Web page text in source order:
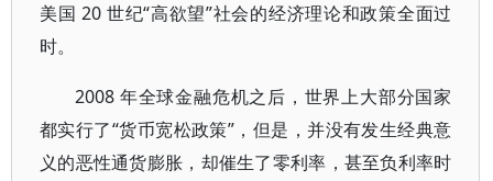
美国 20 世纪“高欲望”社会的经济理论和政策全面过
时。
2008 年全球金融危机之后，世界上大部分国家
都实行了“货币宽松政策”，但是，并没有发生经典意
义的恶性通货膨胀，却催生了零利率，甚至负利率时